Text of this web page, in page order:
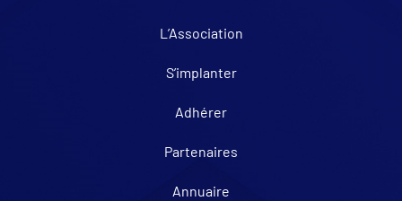
L’Association
S’implanter
Adhérer
Partenaires
Annuaire